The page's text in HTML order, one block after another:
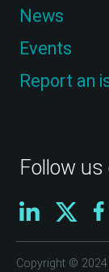
Follow us
News
Events
Report an
Copyright ©